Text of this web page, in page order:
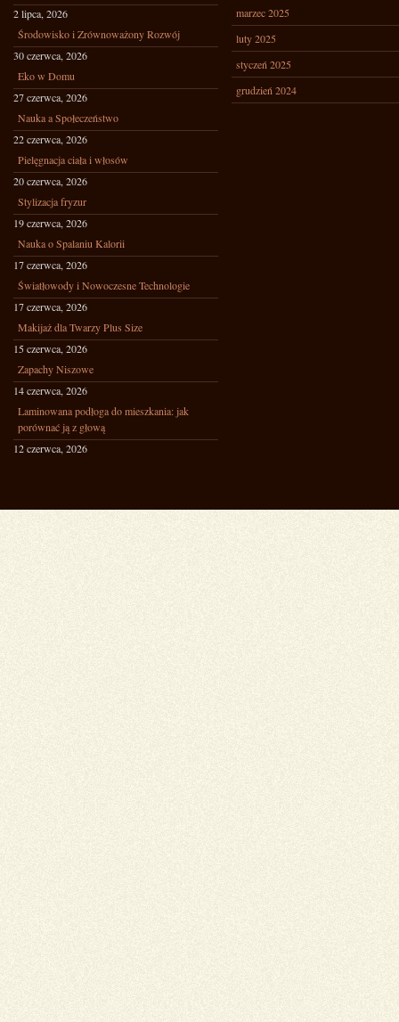
2 lipca, 2026
Środowisko i Zrównoważony Rozwój
30 czerwca, 2026
Eko w Domu
27 czerwca, 2026
Nauka a Społeczeństwo
22 czerwca, 2026
Pielęgnacja ciała i włosów
20 czerwca, 2026
Stylizacja fryzur
19 czerwca, 2026
Nauka o Spalaniu Kalorii
17 czerwca, 2026
Światłowody i Nowoczesne Technologie
17 czerwca, 2026
Makijaż dla Twarzy Plus Size
15 czerwca, 2026
Zapachy Niszowe
14 czerwca, 2026
Laminowana podłoga do mieszkania: jak
porównać ją z głową
12 czerwca, 2026
marzec 2025
luty 2025
styczeń 2025
grudzień 2024